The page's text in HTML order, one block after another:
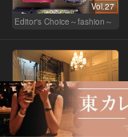
Vol.27
Editor's Choice～fashion～
Vol.1
“ホテルでおこもりステイ”が大人デートに最高の選択だ